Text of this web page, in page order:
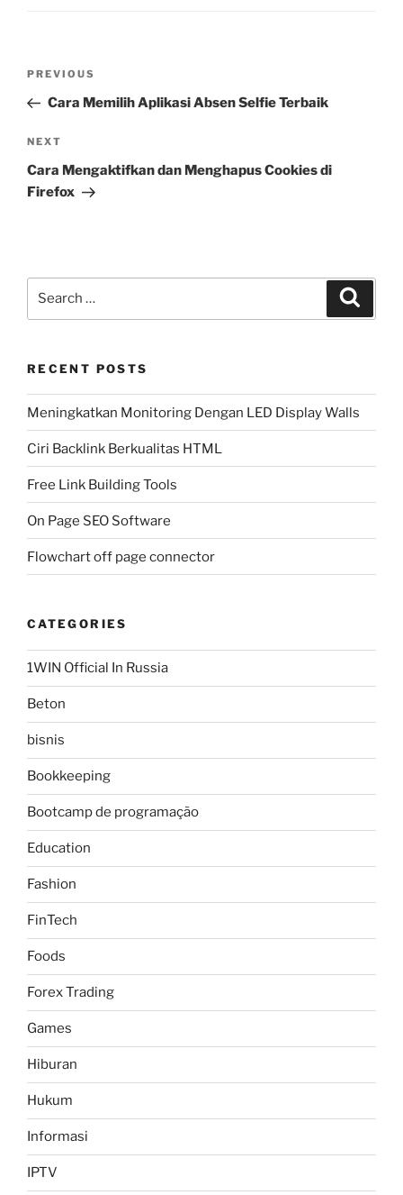
Previous
Post
PREVIOUS
Cara Memilih Aplikasi Absen Selfie Terbaik
Next
Post
NEXT
Cara Mengaktifkan dan Menghapus Cookies di
Firefox
RECENT POSTS
Meningkatkan Monitoring Dengan LED Display Walls
Ciri Backlink Berkualitas HTML
Free Link Building Tools
On Page SEO Software
Flowchart off page connector
CATEGORIES
1WIN Official In Russia
Beton
bisnis
Bookkeeping
Bootcamp de programação
Education
Fashion
FinTech
Foods
Forex Trading
Games
Hiburan
Hukum
Informasi
IPTV